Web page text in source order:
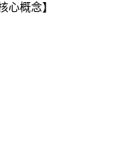
心概念】